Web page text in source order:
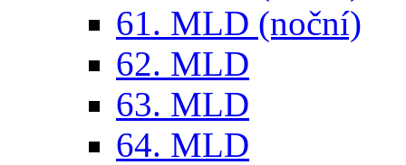
61. MLD (noční)
62. MLD
63. MLD
64. MLD